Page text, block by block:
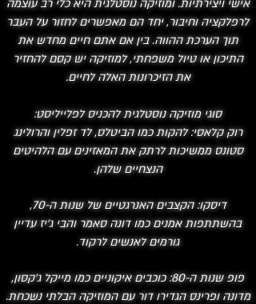
אישי ויצירתיות. ומוזיקה נוסטלגית היא כלי רב עוצמה
לרפלקציה וחיבור, יחד הם מאפשרים לחזור על העבר
תוך הערכת ההווה. בין אם אתם חיים מחדש את
התיכון או טיול משפחתי, למוזיקה יש קסם להחזיר
את הזיכרונות האלה לחיים.
סוגי מוזיקה נוסטלגית להכניס לפלייליסט:
רוק קלאסי: להקות כמו הביטלס, לד זפלין והרולינג
סטונס ממשיכות לרתק את המאזינים עם הלהיטים
הנצחיים שלהן.
דיסקו: הקצבים האנרגטיים של שנות ה-70,
בהשתתפות אמנים כמו דונה סאמר והבי ג'יז עדיין
גורמים לאנשים לרקוד.
פופ שנות ה-80: כוכבים איקוניים כמו מייקל ג'קסון,
מדונה ופרינס הגדירו דור עם המוזיקה הבלתי נשכחת.